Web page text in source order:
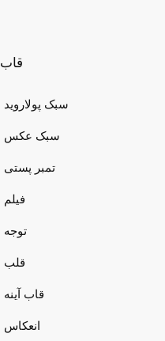
قاب
سبک پولاروید
سبک عکس
تمبر پستی
فیلم
توجه
قلب
قاب آینه
انعکاس